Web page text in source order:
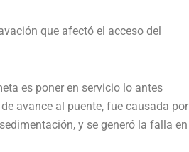
que afectó el acceso del
es poner en servicio lo antes
avance al puente, fue causada por
y se generó la falla en